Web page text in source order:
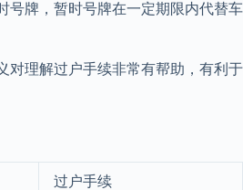
号牌，暂时号牌在一定期限内代替车
对理解过户手续非常有帮助，有利于
过户手续